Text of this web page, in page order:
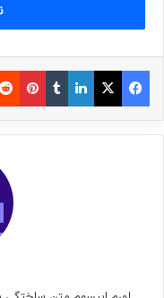
نوشته های مشابه
6
فیس بوک X لینکدین
‫تامبلر